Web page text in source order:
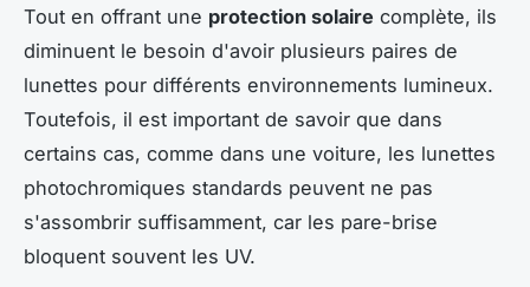
Tout en offrant une protection solaire complète, ils
diminuent le besoin d'avoir plusieurs paires de
lunettes pour différents environnements lumineux.
Toutefois, il est important de savoir que dans
certains cas, comme dans une voiture, les lunettes
photochromiques standards peuvent ne pas
s'assombrir suffisamment, car les pare-brise
bloquent souvent les UV.